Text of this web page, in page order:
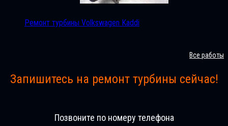
Ремонт турбины Volkswagen Kaddi
Все работы
Запишитесь на ремонт турбины сейчас!
Позвоните по номеру телефона